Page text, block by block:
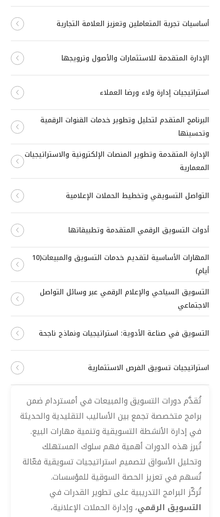
أساسيات تجربة المتعاملين وتعزيز العلامة التجارية
الإدارة المتقدمة للاستثمارات والأصول وترويجها
استراتيجيات إدارة ولاء ورضا العملاء
البرنامج المتقدم لتحليل وتطوير خدمات القنوات الرقمية
وتحسينها
الإدارة المتقدمة وتطوير المنصات الإلكترونية والاستراتيجيات
المعمارية
التواصل التسويقي وتخطيط الحملات الإعلامية
أدوات التسويق الرقمي المتقدمة وتطبيقاتها
المهارات الأساسية لتقديم خدمات التسويق والمبيعات(10
أيام)
التسويق السياحي والإعلام الرقمي عبر وسائل التواصل
الاجتماعي
التسويق في صناعة الأدوية: استراتيجيات ونماذج ناجحة
استراتيجيات تسويق الفرص الاستثمارية
تُقدَّم دورات التسويق والمبيعات في أمستردام ضمن
برامج متخصصة تجمع بين الأساليب التقليدية والحديثة
في إدارة الأنشطة التسويقية وتنمية مهارات البيع.
تُبرز هذه الدورات أهمية فهم سلوك المستهلك
وتحليل الأسواق لتصميم استراتيجيات تسويقية فعّالة
تُسهم في تعزيز الحصة السوقية للمؤسسات.
تُركّز البرامج التدريبية على تطوير القدرات في
التسويق الرقمي، وإدارة الحملات الإعلانية،